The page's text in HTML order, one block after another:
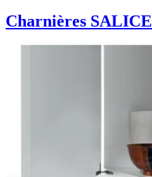
Charnières SALICE